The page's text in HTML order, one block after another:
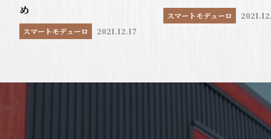
め
スマートモデューロ 2021.12.17
スマートモデューロ